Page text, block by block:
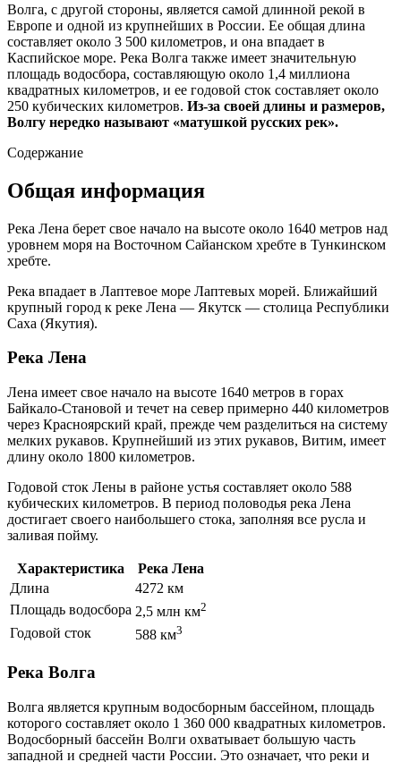
Волга, с другой стороны, является самой длинной рекой в
Европе и одной из крупнейших в России. Ее общая длина
составляет около 3 500 километров, и она впадает в
Каспийское море. Река Волга также имеет значительную
площадь водосбора, составляющую около 1,4 миллиона
квадратных километров, и ее годовой сток составляет около
250 кубических километров. Из-за своей длины и размеров,
Волгу нередко называют «матушкой русских рек».
Содержание
Общая информация
Река Лена берет свое начало на высоте около 1640 метров над
уровнем моря на Восточном Сайанском хребте в Тункинском
хребте.
Река впадает в Лаптевое море Лаптевых морей. Ближайший
крупный город к реке Лена — Якутск — столица Республики
Саха (Якутия).
Река Лена
Лена имеет свое начало на высоте 1640 метров в горах
Байкало-Становой и течет на север примерно 440 километров
через Красноярский край, прежде чем разделиться на систему
мелких рукавов. Крупнейший из этих рукавов, Витим, имеет
длину около 1800 километров.
Годовой сток Лены в районе устья составляет около 588
кубических километров. В период половодья река Лена
достигает своего наибольшего стока, заполняя все русла и
заливая пойму.
Характеристика
Река Лена
Длина
4272 км
Площадь водосбора 2,5 млн км2
Годовой сток 588 км3
Река Волга
Волга является крупным водосборным бассейном, площадь
которого составляет около 1 360 000 квадратных километров.
Водосборный бассейн Волги охватывает большую часть
западной и средней части России. Это означает, что реки и